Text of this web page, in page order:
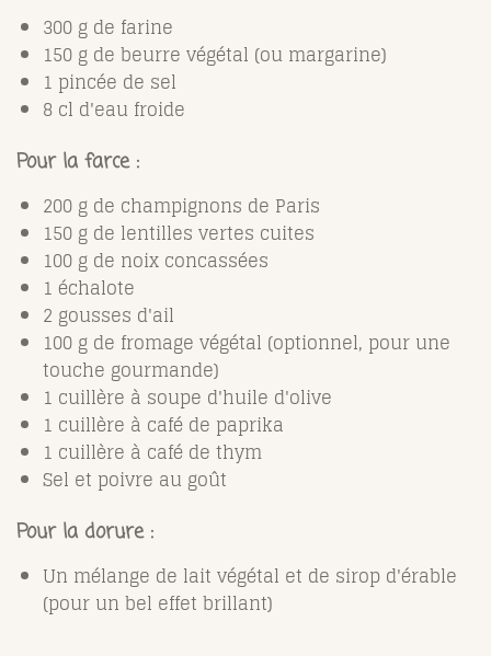
300 g de farine
150 g de beurre végétal (ou margarine)
1 pincée de sel
8 cl d'eau froide
Pour la farce :
200 g de champignons de Paris
150 g de lentilles vertes cuites
100 g de noix concassées
1 échalote
2 gousses d'ail
100 g de fromage végétal (optionnel, pour une
touche gourmande)
1 cuillère à soupe d'huile d'olive
1 cuillère à café de paprika
1 cuillère à café de thym
Sel et poivre au goût
Pour la dorure :
Un mélange de lait végétal et de sirop d'érable
(pour un bel effet brillant)